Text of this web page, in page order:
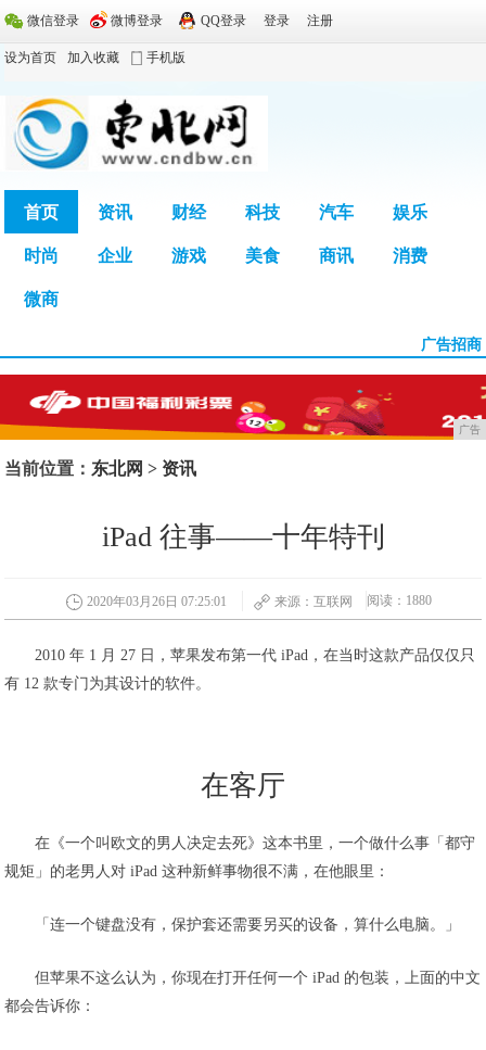
微信登录 微博登录 QQ登录 登录 注册
设为首页 加入收藏 手机版
首页 资讯 财经 科技 汽车 娱乐
时尚 企业 游戏 美食 商讯 消费
微商
广告招商
广告
当前位置： 东北网 > 资讯
iPad 往事——十年特刊
2020年03月26日 07:25:01 来源：互联网 阅读：1880
2010 年 1 月 27 日，苹果发布第一代 iPad，在当时这款产品仅仅只
有 12 款专门为其设计的软件。
在客厅
在《一个叫欧文的男人决定去死》这本书里，一个做什么事「都守
规矩」的老男人对 iPad 这种新鲜事物很不满，在他眼里：
「连一个键盘没有，保护套还需要另买的设备，算什么电脑。」
但苹果不这么认为，你现在打开任何一个 iPad 的包装，上面的中文
都会告诉你：